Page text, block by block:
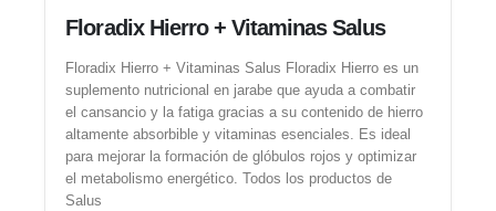
Floradix Hierro + Vitaminas Salus
Floradix Hierro + Vitaminas Salus Floradix Hierro es un
suplemento nutricional en jarabe que ayuda a combatir
el cansancio y la fatiga gracias a su contenido de hierro
altamente absorbible y vitaminas esenciales. Es ideal
para mejorar la formación de glóbulos rojos y optimizar
el metabolismo energético. Todos los productos de
Salus